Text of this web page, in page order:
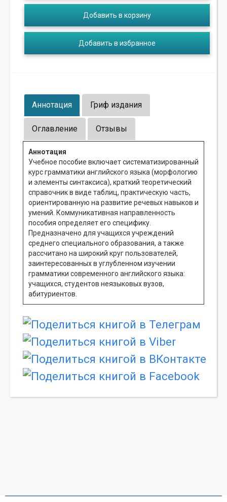
Добавить в корзину
Добавить в избранное
Аннотация Гриф издания
Оглавление Отзывы
Аннотация
Учебное пособие включает систематизированный
курс грамматики английского языка (морфологию
и элементы синтаксиса), краткий теоретический
справочник в виде таблиц, практическую часть,
ориентированную на развитие речевых навыков и
умений. Коммуникативная направленность
пособия определяет его специфику.
Предназначено для учащихся учреждений
среднего специального образования, а также
рассчитано на широкий круг пользователей,
заинтересованных в углубленном изучении
грамматики современного английского языка:
учащихся, студентов неязыковых вузов,
абитуриентов.